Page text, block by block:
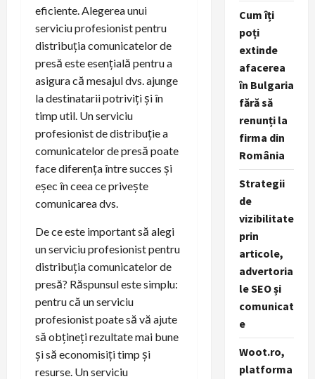
eficiente. Alegerea unui
serviciu profesionist pentru
distribuția comunicatelor de
presă este esențială pentru a
asigura că mesajul dvs. ajunge
la destinatarii potriviți și în
timp util. Un serviciu
profesionist de distribuție a
comunicatelor de presă poate
face diferența între succes și
eșec în ceea ce privește
comunicarea dvs.
De ce este important să alegi
un serviciu profesionist pentru
distribuția comunicatelor de
presă? Răspunsul este simplu:
pentru că un serviciu
profesionist poate să vă ajute
să obțineți rezultate mai bune
și să economisiți timp și
resurse. Un serviciu
Cum îți
poți
extinde
afacerea
în Bulgaria
fără să
renunți la
firma din
România
Strategii
de
vizibilitate
prin
articole,
advertoria
le SEO și
comunicat
e
Woot.ro,
platforma